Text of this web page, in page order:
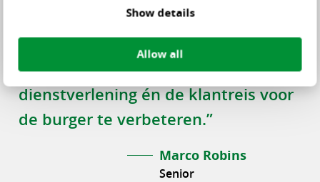
Show details
Allow all
strategie. De integratie met Centric
Sociaal Domein biedt ons ongekende
mogelijkheden om onze
dienstverlening én de klantreis voor
de burger te verbeteren.”
Marco Robins
Senior